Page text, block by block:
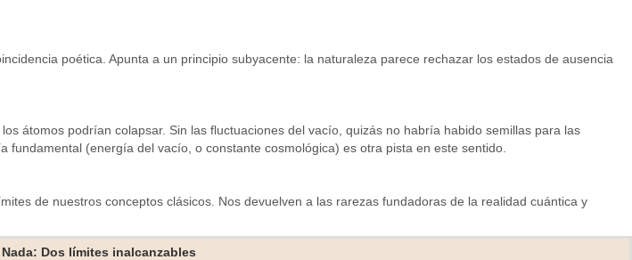
poética. Apunta a un principio subyacente: la naturaleza parece rechazar los estados de ausencia
átomos podrían colapsar. Sin las fluctuaciones del vacío, quizás no habría habido semillas para las
(energía del vacío, o constante cosmológica) es otra pista en este sentido.
de nuestros conceptos clásicos. Nos devuelven a las rarezas fundadoras de la realidad cuántica y
Dos límites inalcanzables